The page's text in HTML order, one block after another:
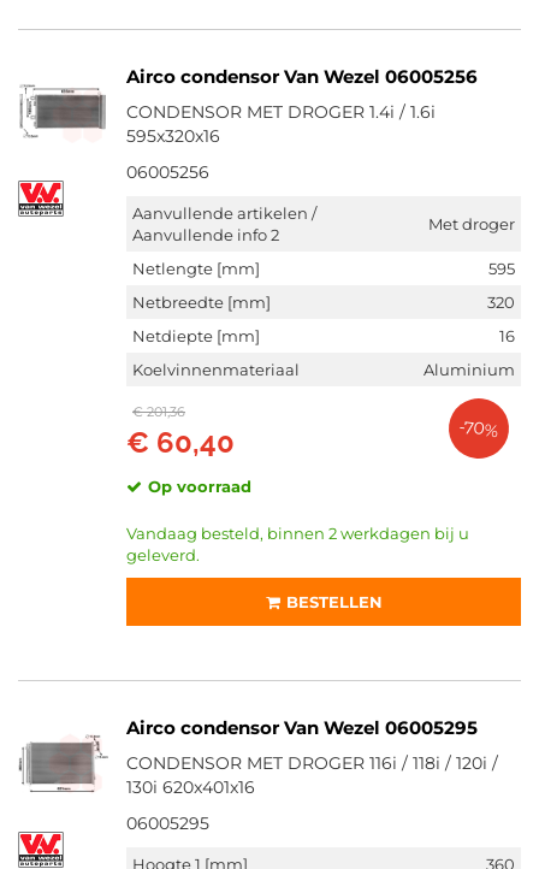
Airco condensor Van Wezel 06005256
CONDENSOR MET DROGER 1.4i / 1.6i
595x320x16
06005256
Aanvullende artikelen /
Aanvullende info 2
Met droger
Netlengte [mm]
595
Netbreedte [mm]
320
Netdiepte [mm]
16
Koelvinnenmateriaal
Aluminium
€ 201,36
€ 60,40 -70%
Op voorraad
Vandaag besteld, binnen 2 werkdagen bij u
geleverd.
BESTELLEN
Airco condensor Van Wezel 06005295
CONDENSOR MET DROGER 116i / 118i / 120i /
130i 620x401x16
06005295
Hoogte 1 [mm] 360